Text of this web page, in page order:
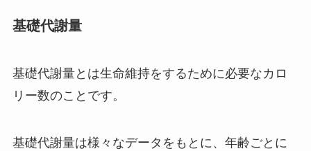
基礎代謝量
基礎代謝量とは生命維持をするために必要なカロ
リー数のことです。
基礎代謝量は様々なデータをもとに、年齢ごとに